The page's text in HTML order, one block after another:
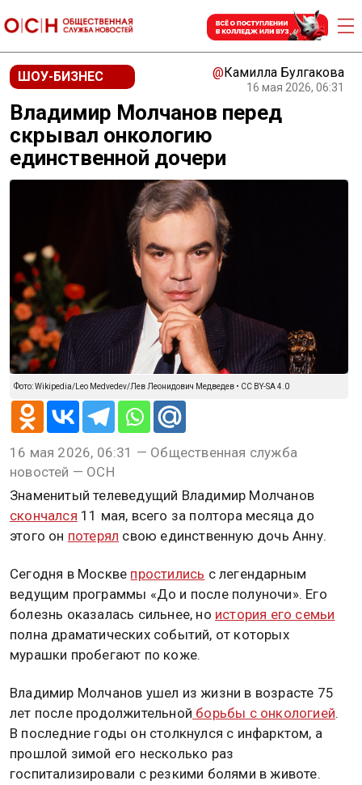
ШОУ-БИЗНЕС @Камилла Булгакова
16 мая 2026, 06:31
Владимир Молчанов перед
скрывал онкологию
единственной дочери
Фото: Wikipedia/Leo Medvedev/Лев Леонидович Медведев • CC BY-SA 4.0
16 мая 2026, 06:31 — Общественная служба
новостей — ОСН
Знаменитый телеведущий Владимир Молчанов
скончался 11 мая, всего за полтора месяца до
этого он потерял свою единственную дочь Анну.
Сегодня в Москве простились с легендарным
ведущим программы «До и после полуночи». Его
болезнь оказалась сильнее, но история его семьи
полна драматических событий, от которых
мурашки пробегают по коже.
Владимир Молчанов ушел из жизни в возрасте 75
лет после продолжительной борьбы с онкологией.
В последние годы он столкнулся с инфарктом, а
прошлой зимой его несколько раз
госпитализировали с резкими болями в животе.